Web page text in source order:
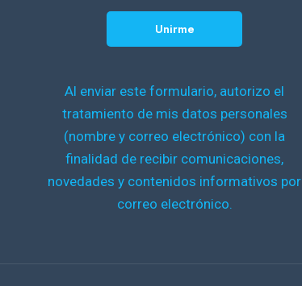
Al enviar este formulario, autorizo el
tratamiento de mis datos personales
(nombre y correo electrónico) con la
finalidad de recibir comunicaciones,
novedades y contenidos informativos por
correo electrónico.